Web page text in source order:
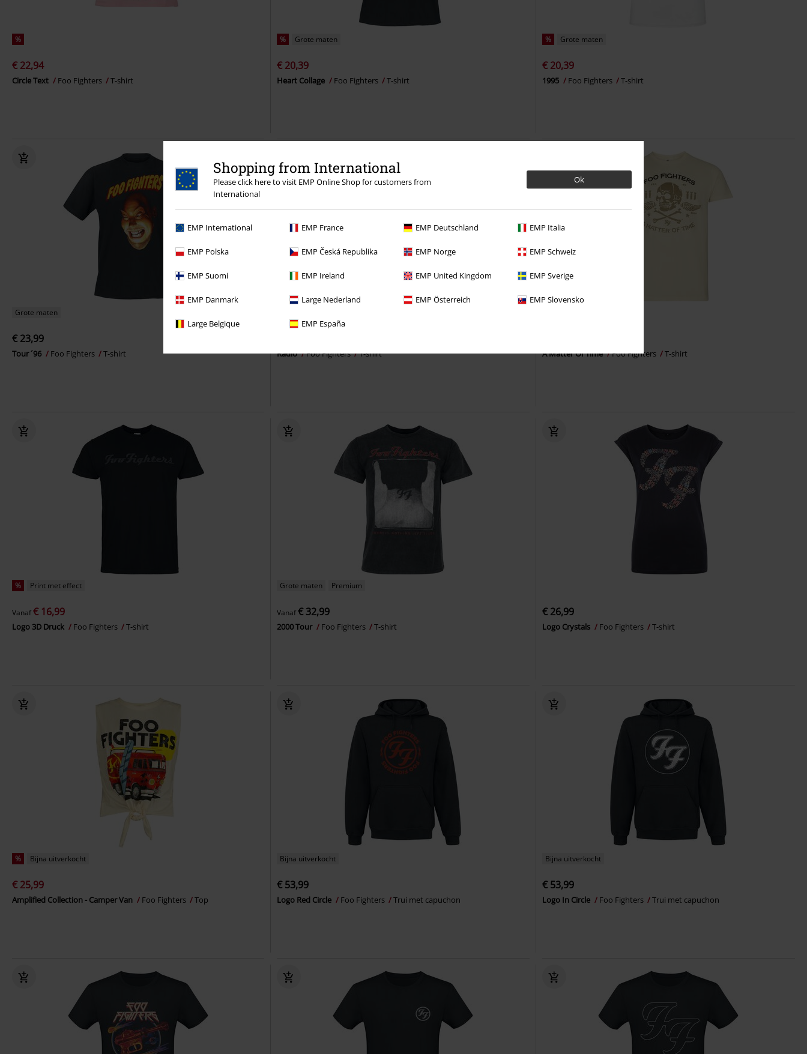
Shopping from International
Please click here to visit EMP Online Shop for customers from
International
Ok
EMP International EMP France EMP Deutschland EMP Italia
EMP Polska EMP Česká Republika EMP Norge EMP Schweiz
EMP Suomi EMP Ireland EMP United Kingdom EMP Sverige
EMP Danmark Large Nederland EMP Österreich EMP Slovensko
Large Belgique EMP España
%
€ 22,94
Circle Text Foo Fighters T-shirt
% Grote maten
€ 20,39
Heart Collage Foo Fighters T-shirt
% Grote maten
€ 20,39
1995 Foo Fighters T-shirt
Grote maten
€ 23,99
Tour ´96 Foo Fighters T-shirt Radio Foo Fighters T-shirt A Matter Of Time Foo Fighters T-shirt
% Print met effect
Vanaf€ 16,99
Logo 3D Druck Foo Fighters T-shirt
Grote maten Premium
Vanaf€ 32,99
2000 Tour Foo Fighters T-shirt
€ 26,99
Logo Crystals Foo Fighters T-shirt
% Bijna uitverkocht
€ 25,99
Amplified Collection - Camper Van Foo Fighters Top
Bijna uitverkocht
€ 53,99
Logo Red Circle Foo Fighters Trui met capuchon
Bijna uitverkocht
€ 53,99
Logo In Circle Foo Fighters Trui met capuchon